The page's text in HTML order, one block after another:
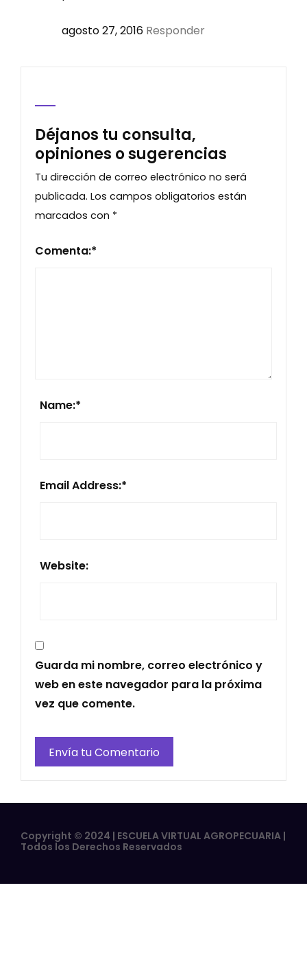
agosto 27, 2016 Responder
Déjanos tu consulta,
opiniones o sugerencias
Tu dirección de correo electrónico no será
publicada. Los campos obligatorios están
marcados con *
Comenta:*
Name:*
Email Address:*
Website:
Guarda mi nombre, correo electrónico y
web en este navegador para la próxima
vez que comente.
Copyright © 2024 | ESCUELA VIRTUAL AGROPECUARIA |
Todos los Derechos Reservados